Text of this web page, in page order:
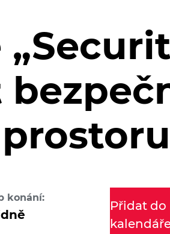
konání:
Přidat do